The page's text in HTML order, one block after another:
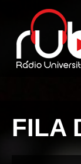
FILA